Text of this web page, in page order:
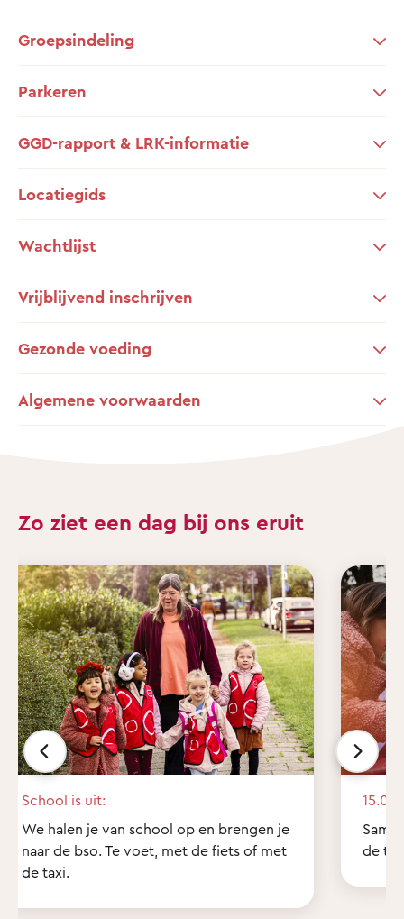
Groepsindeling
Parkeren
GGD-rapport & LRK-informatie
Locatiegids
Wachtlijst
Vrijblijvend inschrijven
Gezonde voeding
Algemene voorwaarden
Zo ziet een dag bij ons eruit
School is uit:
We halen je van school op en brengen je
naar de bso. Te voet, met de fiets of met
de taxi.
15.00
de